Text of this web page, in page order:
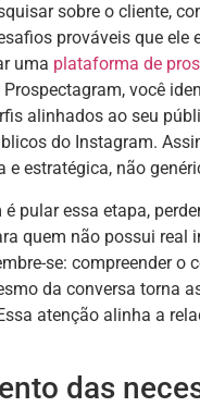
sobre o cliente,
prováveis que ele
uma plataforma de
você
alinhados ao seu
do Instagram.
e estratégica, não
é pular essa etapa,
quem não possui real
se: compreender o
da conversa torna
atenção alinha a
das